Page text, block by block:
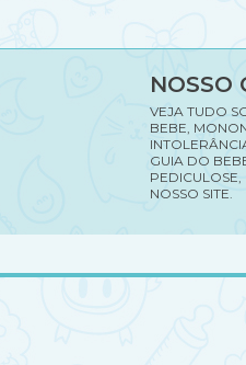
NOSSO
VEJA TUDO
BEBE,
GUIA DO
PEDICULOSE,
NOSSO SITE.